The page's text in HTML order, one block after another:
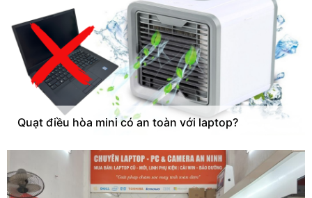
Quạt điều hòa mini có an toàn với laptop?